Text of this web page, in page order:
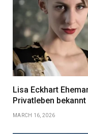
Lisa Eckhart
Privatleben
MARCH 16, 2026